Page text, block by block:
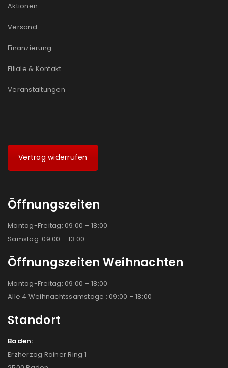
Aktionen
Versand
Finanzierung
Filiale & Kontakt
Veranstaltungen
Vertrag widerrufen
Öffnungszeiten
Montag-Freitag: 09:00 – 18:00
Samstag: 09:00 – 13:00
Öffnungszeiten Weihnachten
Montag-Freitag: 09:00 – 18:00
Alle 4 Weihnachtssamstage : 09:00 – 18:00
Standort
Baden:
Erzherzog Rainer Ring 1